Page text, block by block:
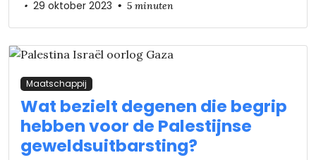
• 29 oktober 2023 • 5 minuten
Maatschappij
Wat bezielt degenen die begrip
hebben voor de Palestijnse
geweldsuitbarsting?